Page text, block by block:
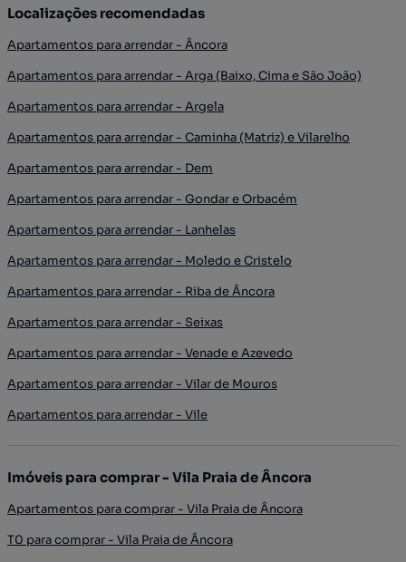
Localizações recomendadas
Apartamentos para arrendar - Âncora
Apartamentos para arrendar - Arga (Baixo, Cima e São João)
Apartamentos para arrendar - Argela
Apartamentos para arrendar - Caminha (Matriz) e Vilarelho
Apartamentos para arrendar - Dem
Apartamentos para arrendar - Gondar e Orbacém
Apartamentos para arrendar - Lanhelas
Apartamentos para arrendar - Moledo e Cristelo
Apartamentos para arrendar - Riba de Âncora
Apartamentos para arrendar - Seixas
Apartamentos para arrendar - Venade e Azevedo
Apartamentos para arrendar - Vilar de Mouros
Apartamentos para arrendar - Vile
Imóveis para comprar - Vila Praia de Âncora
Apartamentos para comprar - Vila Praia de Âncora
T0 para comprar - Vila Praia de Âncora